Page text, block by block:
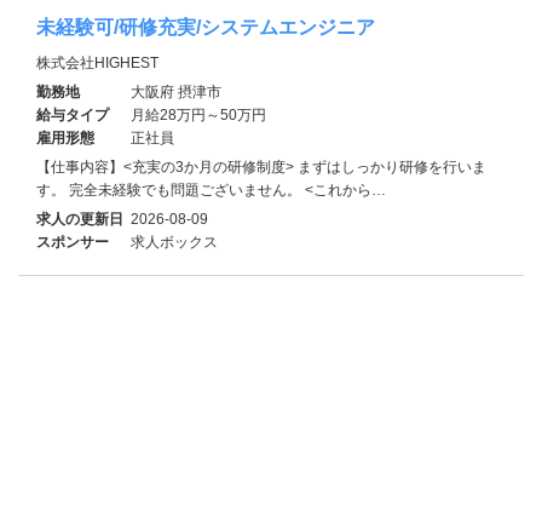
未経験可/研修充実/システムエンジニア
株式会社HIGHEST
勤務地
大阪府 摂津市
給与タイプ
月給28万円～50万円
雇用形態
正社員
【仕事内容】<充実の3か月の研修制度> まずはしっかり研修を行いま
す。 完全未経験でも問題ございません。 <これから…
求人の更新日 2026-08-09
スポンサー
求人ボックス